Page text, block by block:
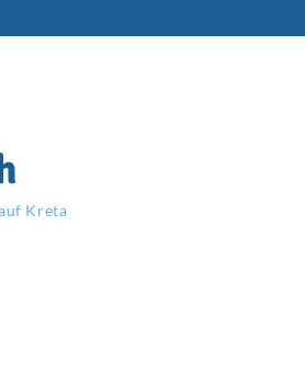
Kreta